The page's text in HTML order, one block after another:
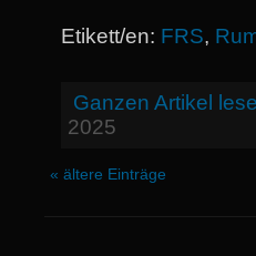
Etikett/en: FRS,
Ganzen Artikel
2025
« ältere Einträge